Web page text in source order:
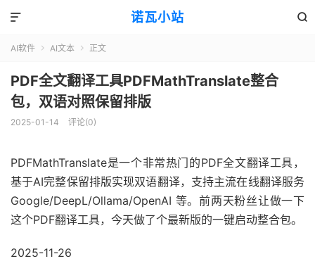
诺瓦小站 

AI软件  AI文本  正文
PDF全文翻译工具PDFMathTranslate整合
包，双语对照保留排版
2025-01-14 评论(0)
PDFMathTranslate是一个非常热门的PDF全文翻译工具，
基于AI完整保留排版实现双语翻译，支持主流在线翻译服务
Google/DeepL/Ollama/OpenAI 等。前两天粉丝让做一下
这个PDF翻译工具，今天做了个最新版的一键启动整合包。
2025-11-26